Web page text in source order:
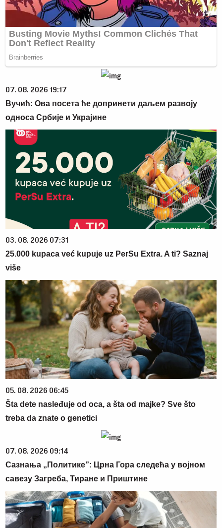
07. 08. 2026 19:17
Вучић: Ова посета ће допринети даљем развоју
односа Србије и Украјине
03. 08. 2026 07:31
25.000 kupaca već kupuje uz PerSu Extra. A ti? Saznaj
više
05. 08. 2026 06:45
Šta dete nasleđuje od oca, a šta od majke? Sve što
treba da znate o genetici
07. 08. 2026 09:14
Сазнања „Политике”: Црна Гора следећа у војном
савезу Загреба, Тиране и Приштине